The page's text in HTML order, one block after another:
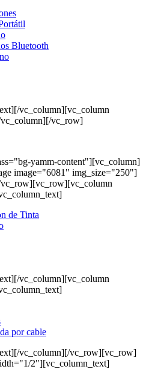
Bluetooth
vc_column][vc_column
vc_row]
yamm-content"][vc_column]
image="6081" img_size="250"]
de Tinta
vc_column][vc_column
por cable
vc_column][/vc_row][vc_row]
2"][vc_column_text]